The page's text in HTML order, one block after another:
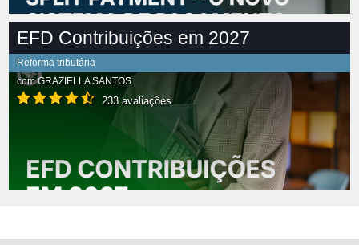
EFD Contribuições em 2027
Reforma tributária
comGRAZIELLA SANTOS
233 avaliações